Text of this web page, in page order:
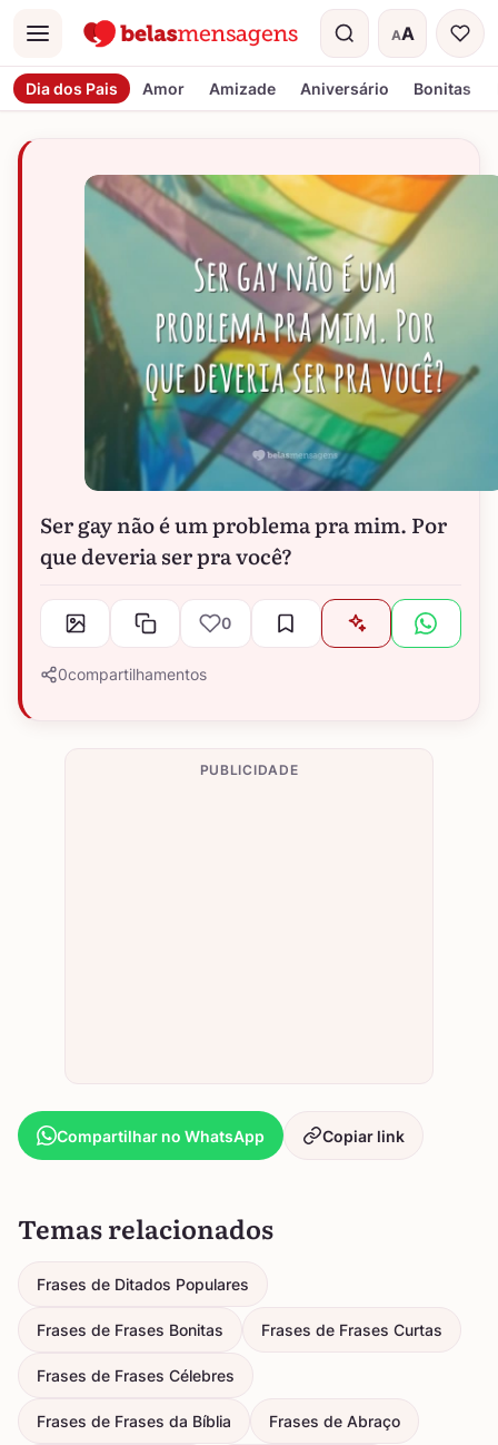
Menu AA
Tamanho do
Dia dos Pais Amor Amizade Aniversário Bonitas
Ser gay não é um problema pra mim. Por
que deveria ser pra você?
0
0compartilhamentos
PUBLICIDADE
Compartilhar no WhatsApp Copiar link
Temas relacionados
Frases de Ditados Populares
Frases de Frases Bonitas Frases de Frases Curtas
Frases de Frases Célebres
Frases de Frases da Bíblia Frases de Abraço